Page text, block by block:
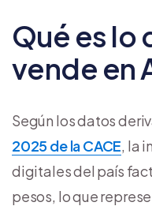
Qué es lo
vende en
Según los datos
2025 de la CACE, la
digitales del país
pesos, lo que